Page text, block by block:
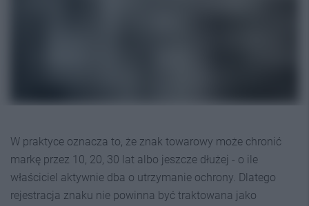
W praktyce oznacza to, że znak towarowy może chronić
markę przez 10, 20, 30 lat albo jeszcze dłużej - o ile
właściciel aktywnie dba o utrzymanie ochrony. Dlatego
rejestracja znaku nie powinna być traktowana jako